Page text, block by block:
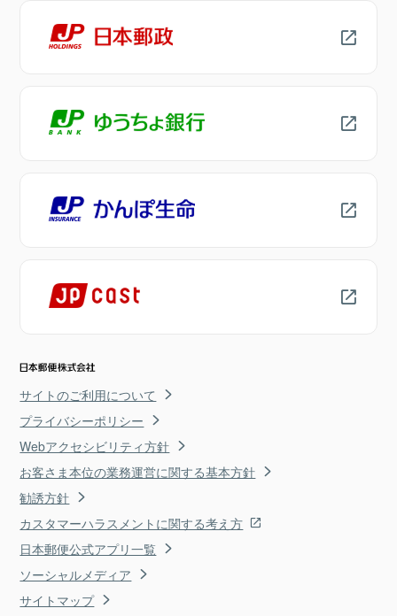
サイトのご利用について
プライバシーポリシー
Webアクセシビリティ方針
お客さま本位の業務運営に関する基本方針
勧誘方針
カスタマーハラスメントに関する考え方
日本郵便公式アプリ一覧
ソーシャルメディア
サイトマップ